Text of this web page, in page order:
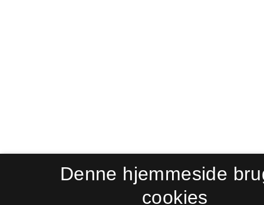
Denne hjemmeside
cookies